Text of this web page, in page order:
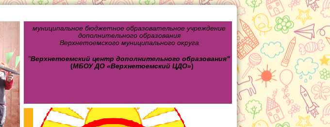
муниципальное бюджетное образовательное учреждение
дополнительного образования
Верхнетоемского муниципального округа
"Верхнетоемский центр дополнительного образования"
(МБОУ ДО «Верхнетоемский ЦДО»)